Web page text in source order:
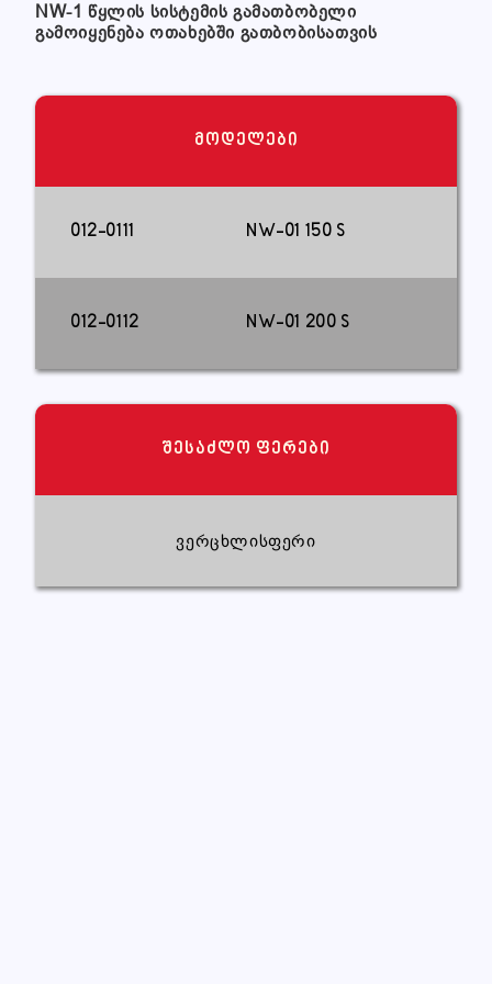
NW-1 წყლის სისტემის გამათბობელი
გამოიყენება ოთახებში გათბობისათვის
მოდელები
012-0111 NW-01 150 S
012-0112 NW-01 200 S
შესაძლო ფერები
ვერცხლისფერი